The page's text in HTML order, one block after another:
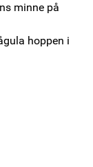
minne på
hoppen i